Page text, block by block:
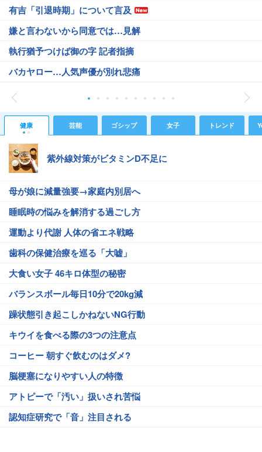
有吉「引退時期」について言及
嫌と言わないから同意では…見解
執行猶予つけば御の字 記者指摘
バカヤロー…人気声優が別れ悲痛
健康 芸能 ゴシップ 女子 トレンド
紫外線対策がビタミンD不足に
母が娘に減量強要→家庭内別居へ
睡眠時の悩みを解消する過ごし方
運動より代謝 人体の省エネ戦略
歯科の保健治療を巡る「大嘘」
大食い女子 46キロ体型の秘密
バランスボール毎日10分で20kg減
躁状態引き起こしかねないNG行動
キウイを食べる際の3つの注意点
コーヒー 朝すぐ飲むのはダメ?
脳梗塞になりやすい人の特徴
アトピーで「汚い」扱いされ苦悩
認知症研究で「音」注目される